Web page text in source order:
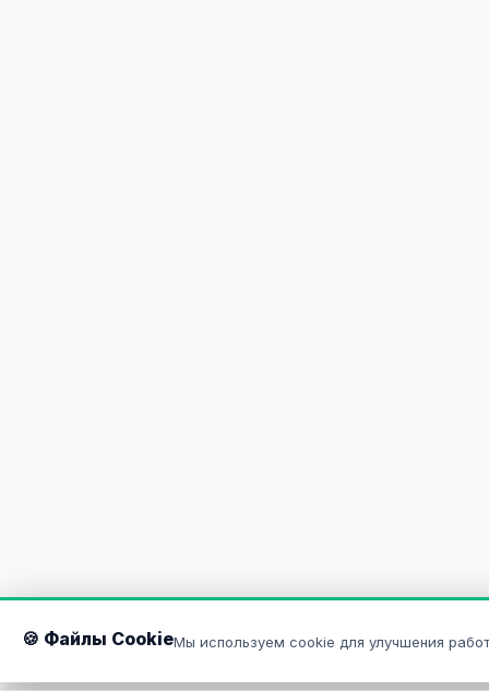
🍪 Файлы CookieМы используем cookie для улучшения